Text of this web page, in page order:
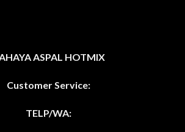
Cuaca,
ASPAL HOTMIX
Customer Service:
TELP/WA: